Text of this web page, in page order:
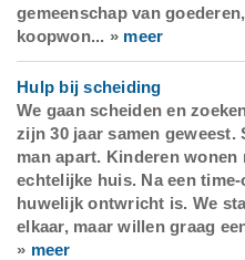
gemeenschap van
koopwon... » meer
Hulp bij scheiding
We gaan scheiden en
zijn 30 jaar samen geweest.
man apart. Kinderen
echtelijke huis. Na een
huwelijk ontwricht is. We
elkaar, maar willen graag
» meer